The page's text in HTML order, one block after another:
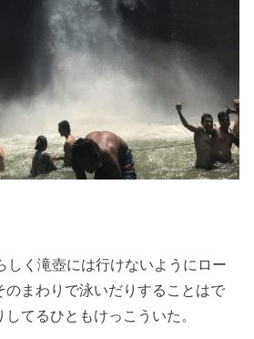
しく滝壺には行けないようにロー
のまわりで泳いだりすることはで
てるひともけっこういた。